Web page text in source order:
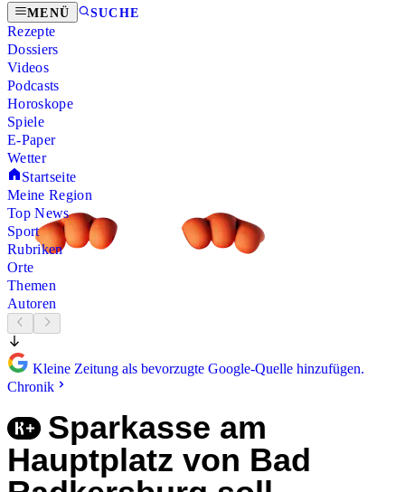
MENÜ SUCHE
Rezepte
Dossiers
Videos
Podcasts
Horoskope
Spiele
E-Paper
Wetter
Startseite
Meine Region
Top News
Sport
Rubriken
Orte
Themen
Autoren
Kleine Zeitung als bevorzugte Google-Quelle hinzufügen.
Chronik
Sparkasse am
Hauptplatz von Bad